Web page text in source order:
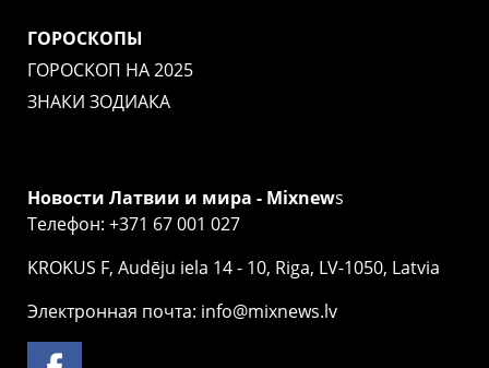
ГОРОСКОПЫ
ГОРОСКОП НА 2025
ЗНАКИ ЗОДИАКА
Новости Латвии и мира - Mixnews
Телефон: +371 67 001 027
KROKUS F, Audēju iela 14 - 10, Riga, LV-1050, Latvia
Электронная почта: info@mixnews.lv